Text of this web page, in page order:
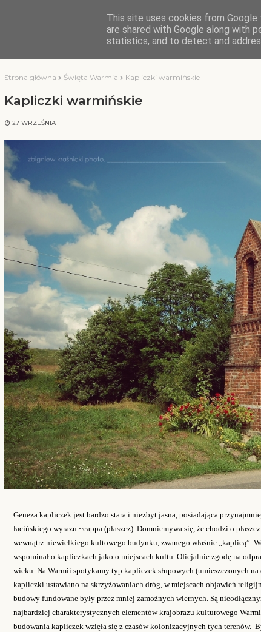
KOCHAMY WARMIĘ
Strona główna Święta Warmia Kapliczki warmińskie
Kapliczki warmińskie
27 WRZEŚNIA
Geneza kapliczek jest bardzo stara i niezbyt jasna, posiadająca
łacińskiego wyrazu ~cappa (płaszcz). Domniemywa się, że chodzi o
wewnątrz niewielkiego kultowego budynku, zwanego właśnie „kaplicą”.
wspominał o kapliczkach jako o miejscach kultu. Oficjalnie zgodę na
wieku. Na Warmii spotykamy typ kapliczek słupowych (umieszczonych
kapliczki ustawiano na skrzyżowaniach dróg, w miejscach objawień
budowy fundowane były przez mniej zamożnych wiernych. Są
najbardziej charakterystycznych elementów krajobrazu kulturowego
budowania kapliczek wzięła się z czasów kolonizacyjnych tych terenów.
This site uses cookies from
are shared with Google along with
statistics, and to detect and